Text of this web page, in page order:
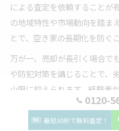
による査定を依頼することが
の地域特性や市場動向を踏ま
とで、空き家の長期化を防ぐ
万が一、売却が長引く場合で
や防犯対策を講じることで、
小限に抑えられます。経験者
へ相談し、売却プランを立て
う声も多く、専門家の活用が
0120-
最短30秒で無料査定！